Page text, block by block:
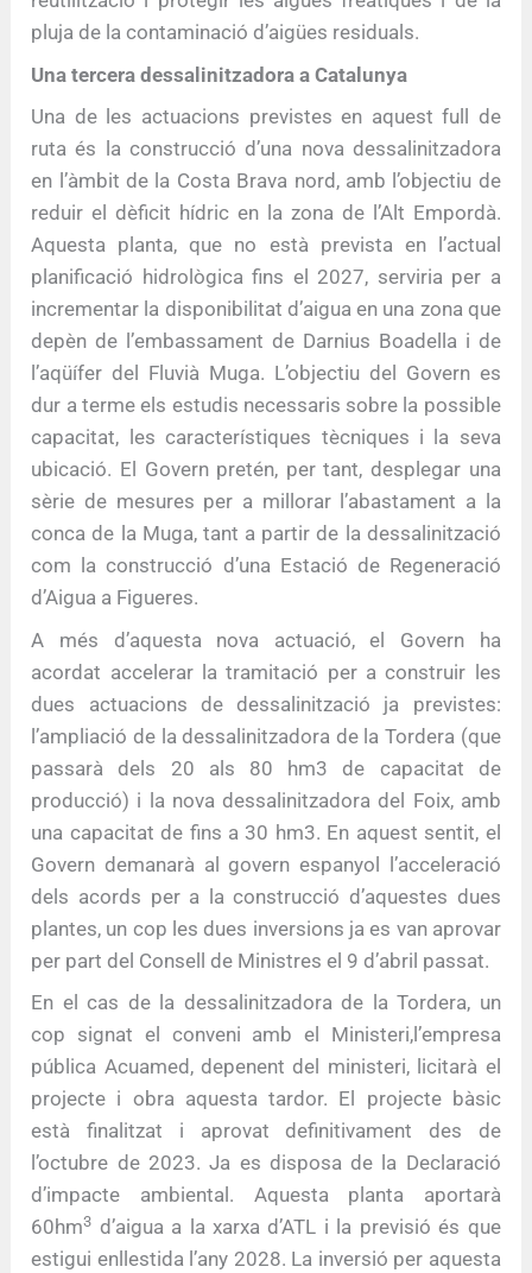
pluja de la contaminació d’aigües residuals.
Una tercera dessalinitzadora a Catalunya
Una de les actuacions previstes en aquest full de
ruta és la construcció d’una nova dessalinitzadora
en l’àmbit de la Costa Brava nord, amb l’objectiu de
reduir el dèficit hídric en la zona de l’Alt Empordà.
Aquesta planta, que no està prevista en l’actual
planificació hidrològica fins el 2027, serviria per a
incrementar la disponibilitat d’aigua en una zona que
depèn de l’embassament de Darnius Boadella i de
l’aqüífer del Fluvià Muga. L’objectiu del Govern es
dur a terme els estudis necessaris sobre la possible
capacitat, les característiques tècniques i la seva
ubicació. El Govern pretén, per tant, desplegar una
sèrie de mesures per a millorar l’abastament a la
conca de la Muga, tant a partir de la dessalinització
com la construcció d’una Estació de Regeneració
d’Aigua a Figueres.
A més d’aquesta nova actuació, el Govern ha
acordat accelerar la tramitació per a construir les
dues actuacions de dessalinització ja previstes:
l’ampliació de la dessalinitzadora de la Tordera (que
passarà dels 20 als 80 hm3 de capacitat de
producció) i la nova dessalinitzadora del Foix, amb
una capacitat de fins a 30 hm3. En aquest sentit, el
Govern demanarà al govern espanyol l’acceleració
dels acords per a la construcció d’aquestes dues
plantes, un cop les dues inversions ja es van aprovar
per part del Consell de Ministres el 9 d’abril passat.
En el cas de la dessalinitzadora de la Tordera, un
cop signat el conveni amb el Ministeri,l’empresa
pública Acuamed, depenent del ministeri, licitarà el
projecte i obra aquesta tardor. El projecte bàsic
està finalitzat i aprovat definitivament des de
l’octubre de 2023. Ja es disposa de la Declaració
d’impacte ambiental. Aquesta planta aportarà
60hm3 d’aigua a la xarxa d’ATL i la previsió és que
estigui enllestida l’any 2028. La inversió per aquesta